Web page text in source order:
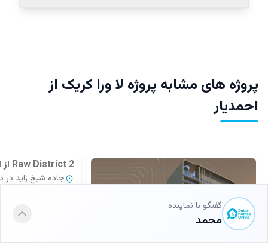
گفتگو با نماینده
محمد
پروژه های مشابه پروژه لا ورا کریک از
احمدیار
Raw District 2 از امتیاز
جاده شیخ زاید در